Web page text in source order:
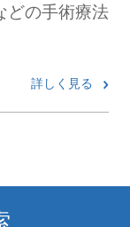
どの手術療法
詳しく見る